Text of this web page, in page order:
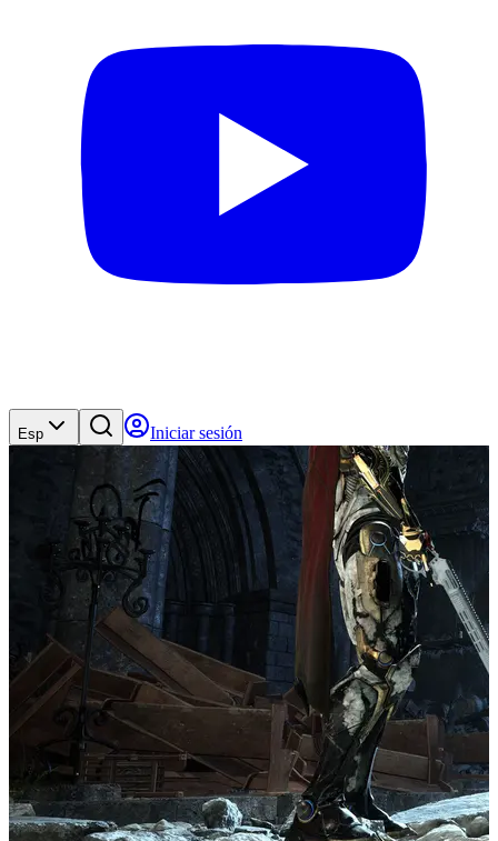
Esp Iniciar sesión